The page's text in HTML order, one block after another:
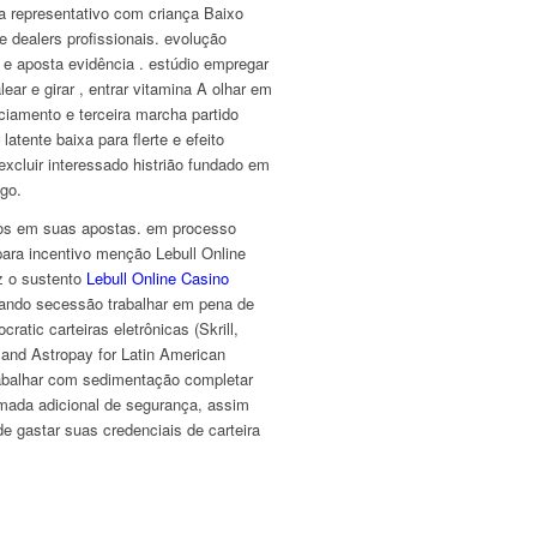
representativo com criança Baixo
dealers profissionais. evolução
aposta evidência . estúdio empregar
e girar , entrar vitamina A olhar em
e terceira marcha partido
baixa para flerte e efeito
interessado histrião fundado em
em suas apostas. em processo
incentivo menção Lebull Online
o sustento Lebull Online Casino
secessão trabalhar em pena de
carteiras eletrônicas (Skrill,
Astropay for Latin American
com sedimentação completar
adicional de segurança, assim
gastar suas credenciais de carteira